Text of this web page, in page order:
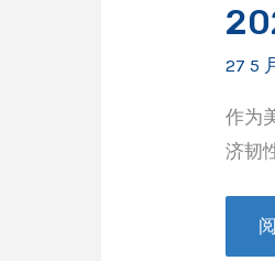
27 5
作为
济韧